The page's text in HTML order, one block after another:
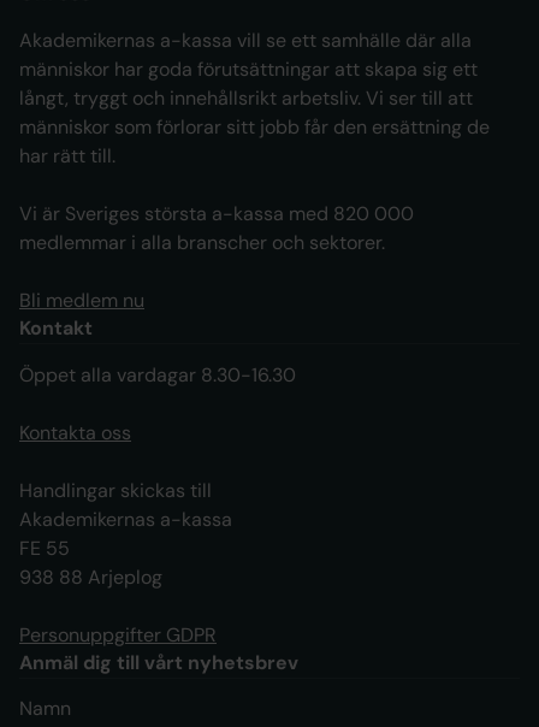
Akademikernas a-kassa vill se ett samhälle där alla
människor har goda förutsättningar att skapa sig ett
långt, tryggt och innehållsrikt arbetsliv. Vi ser till att
människor som förlorar sitt jobb får den ersättning de
har rätt till.
Vi är Sveriges största a-kassa med 820 000
medlemmar i alla branscher och sektorer.
Bli medlem nu
Kontakt
Öppet alla vardagar 8.30-16.30
Kontakta oss
Handlingar skickas till
Akademikernas a-kassa
FE 55
938 88 Arjeplog
Personuppgifter GDPR
Anmäl dig till vårt nyhetsbrev
Namn